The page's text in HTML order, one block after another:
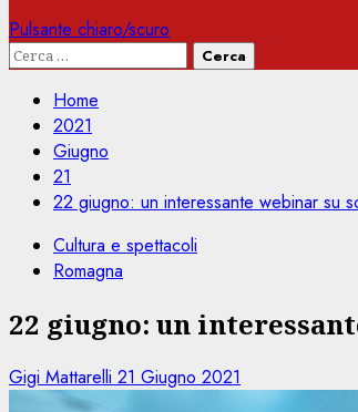
Pulsante chiaro/scuro
Ricerca
Home
2021
Giugno
21
22 giugno: un interessante webinar su
Cultura e spettacoli
Romagna
22 giugno: un
Gigi Mattarelli 21 Giugno 2021